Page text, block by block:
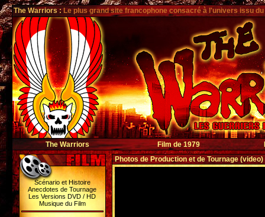
The Warriors: Le plus grand site francophone consacré à l'univers issu
The Warriors Film de 1979
Scénario et Histoire
Anecdotes de Tournage
Les Versions DVD / HD
Musique du Film
Photos de Production et de Tournage (video)